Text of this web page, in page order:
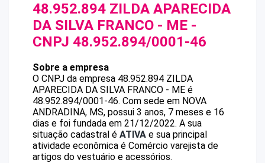
48.952.894 ZILDA APARECIDA
DA SILVA FRANCO - ME -
CNPJ 48.952.894/0001-46
Sobre a empresa
O CNPJ da empresa 48.952.894 ZILDA
APARECIDA DA SILVA FRANCO - ME é
48.952.894/0001-46. Com sede em NOVA
ANDRADINA, MS, possui 3 anos, 7 meses e 16
dias e foi fundada em 21/12/2022. A sua
situação cadastral é ATIVA e sua principal
atividade econômica é Comércio varejista de
artigos do vestuário e acessórios.